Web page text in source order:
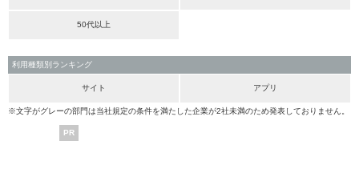
50代以上
利用種類別ランキング
サイト アプリ
※文字がグレーの部門は当社規定の条件を満たした企業が2社未満のため発表しておりません。
PR